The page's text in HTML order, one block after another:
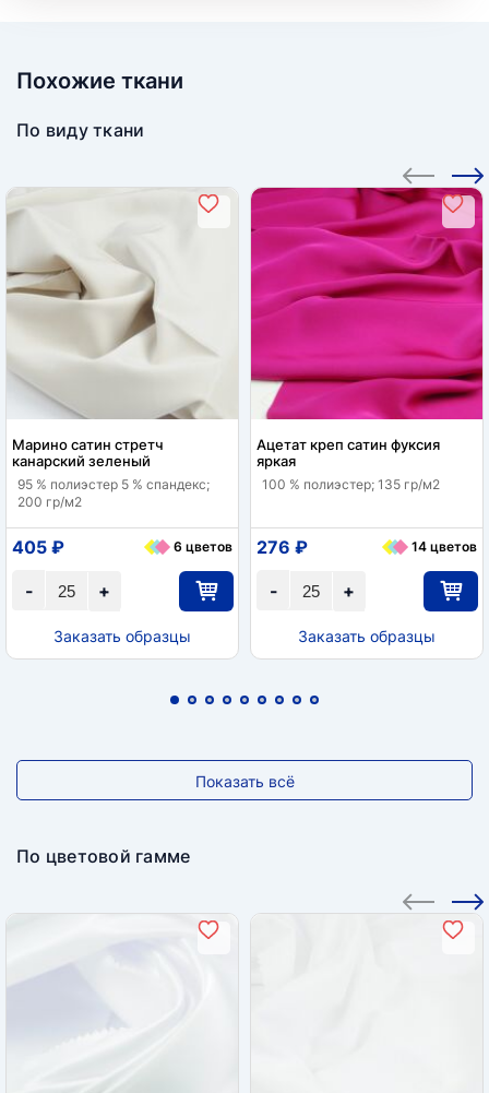
Похожие ткани
По виду ткани
Марино сатин стретч
канарский зеленый
95 % полиэстер 5 % спандекс;
200 гр/м2
+
-
405 ₽ 6 цветов
Заказать образцы
Ацетат креп сатин фуксия
яркая
100 % полиэстер; 135 гр/м2
+
-
276 ₽ 14 цветов
Заказать образцы
Показать всё
По цветовой гамме